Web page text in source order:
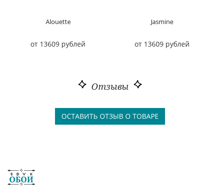
Alouette
от 13609 рублей
Jasmine
от 13609 рублей
Отзывы
ОСТАВИТЬ ОТЗЫВ О ТОВАРЕ